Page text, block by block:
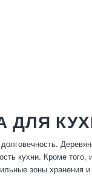
ДЛЯ
кухни. Кроме
зоны хранения и